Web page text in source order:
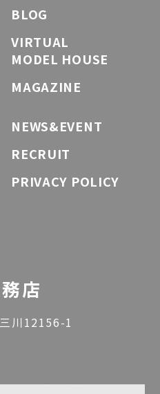
BLOG
VIRTUAL
MODEL HOUSE
MAGAZINE
NEWS&EVENT
RECRUIT
PRIVACY POLICY
店
川12156-1